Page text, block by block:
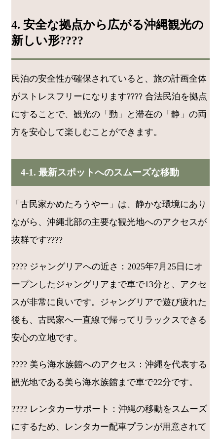
4. 安全な拠点から広がる沖縄観光の
新しい形????️
民泊の安全性が確保されていると、旅の計画全体
がストレスフリーになります???? 合法民泊を拠点
にすることで、観光の「動」と滞在の「静」の両
方を安心して楽しむことができます。
4-1. 最新スポットへのスムーズな移動
「古民家かめたろうやー」は、静かな環境にあり
ながら、沖縄北部の主要な観光地へのアクセスが
抜群です????
???? ジャングリアへの近さ：2025年7月25日にオ
ープンしたジャングリアまで車で13分と、アクセ
スが非常に良いです。ジャングリアで遊び疲れた
後も、古民家へ一直線で帰ってリラックスできる
安心の立地です。
???? 美ら海水族館へのアクセス：沖縄を代表する
観光地である美ら海水族館まで車で22分です。
???? レンタカーサポート：沖縄の移動をスムーズ
にするため、レンタカー配車プランが用意されて